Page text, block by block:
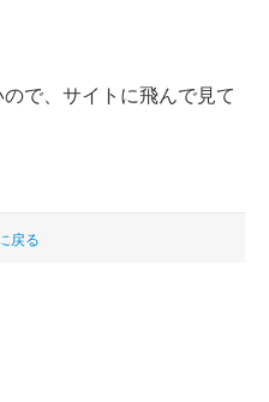
で、サイトに飛んで見て
戻る